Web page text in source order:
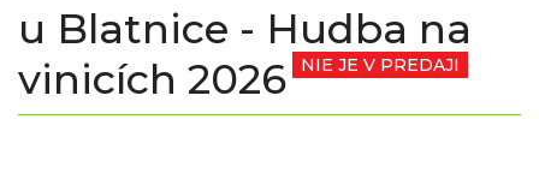
u Blatnice - Hudba na
vinicích 2026
NIE JE V PREDAJI